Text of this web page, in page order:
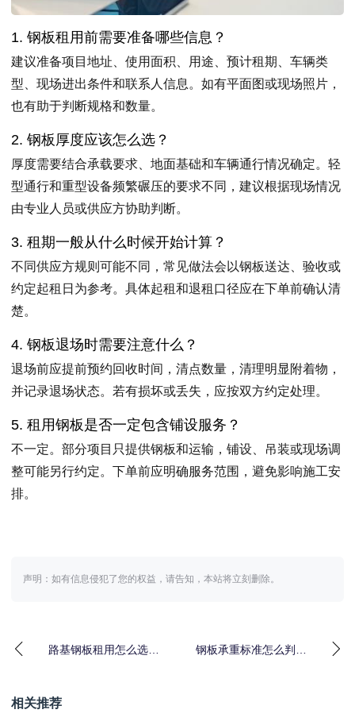
1. 钢板租用前需要准备哪些信息？
建议准备项目地址、使用面积、用途、预计租期、车辆类
型、现场进出条件和联系人信息。如有平面图或现场照片，
也有助于判断规格和数量。
2. 钢板厚度应该怎么选？
厚度需要结合承载要求、地面基础和车辆通行情况确定。轻
型通行和重型设备频繁碾压的要求不同，建议根据现场情况
由专业人员或供应方协助判断。
3. 租期一般从什么时候开始计算？
不同供应方规则可能不同，常见做法会以钢板送达、验收或
约定起租日为参考。具体起租和退租口径应在下单前确认清
楚。
4. 钢板退场时需要注意什么？
退场前应提前预约回收时间，清点数量，清理明显附着物，
并记录退场状态。若有损坏或丢失，应按双方约定处理。
5. 租用钢板是否一定包含铺设服务？
不一定。部分项目只提供钢板和运输，铺设、吊装或现场调
整可能另行约定。下单前应明确服务范围，避免影响施工安
排。
声明：如有信息侵犯了您的权益，请告知，本站将立刻删除。
路基钢板租用怎么选更
钢板承重标准怎么判
相关推荐